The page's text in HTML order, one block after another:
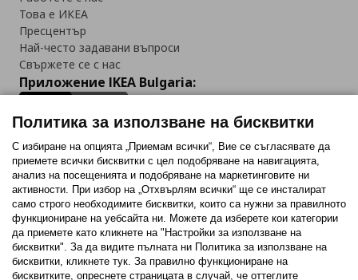
Това е ИКЕА
Пресцентър
Най-често задавани въпроси
Свържете се с нас
Приложение IKEA Bulgaria:
Последвайте ни:
FacebookTwitterYoutubePinterestInstagram
Политика за използване на бисквитки
С избиране на опцията „Приемам всички“, Вие се съгласявате да
приемете всички бисквитки с цел подобряване на навигацията,
анализ на посещенията и подобряване на маркетинговите ни
активности. При избор на „Отхвърлям всички“ ще се инсталират
само строго необходимитe бисквитки, които са нужни за правилното
функциониране на уебсайта ни. Можете да изберете кои категории
да приемете като кликнете на "Настройки за използване на
бисквитки". За да видите пълната ни Политика за използване на
бисквитки, кликнете тук. За правилно функциониране на
бисквитките, опреснете страницата в случай, че оттеглите